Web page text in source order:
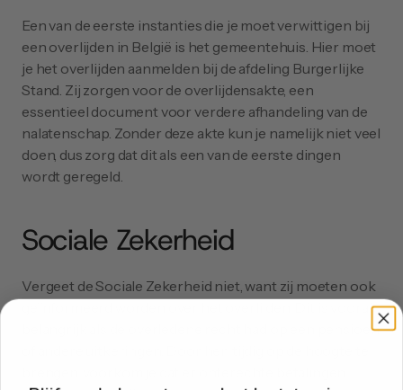
Een van de eerste instanties die je moet verwittigen bij
een overlijden in België is het gemeentehuis. Hier moet
je het overlijden aanmelden bij de afdeling Burgerlijke
Stand. Zij zorgen voor de overlijdensakte, een
essentieel document voor verdere afhandeling van de
nalatenschap. Zonder deze akte kun je namelijk niet veel
doen, dus zorg dat dit als een van de eerste dingen
wordt geregeld.
Sociale Zekerheid
Vergeet de Sociale Zekerheid niet, want zij moeten ook
geïnformeerd worden over het overlijden. Dit is vooral
belangrijk als de overledene recht had op een pensioen